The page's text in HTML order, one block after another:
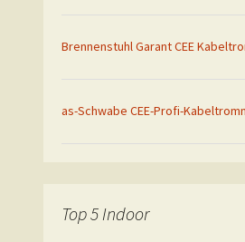
Brennenstuhl Garant CEE
as-Schwabe CEE-Profi-
Top 5 Indoor